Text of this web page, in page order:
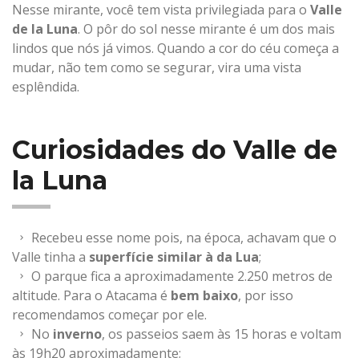
Nesse mirante, você tem vista privilegiada para o Valle
de la Luna. O pôr do sol nesse mirante é um dos mais
lindos que nós já vimos. Quando a cor do céu começa a
mudar, não tem como se segurar, vira uma vista
esplêndida.
Curiosidades do Valle de
la Luna
Recebeu esse nome pois, na época, achavam que o
Valle tinha a superfície similar à da Lua;
O parque fica a aproximadamente 2.250 metros de
altitude. Para o Atacama é bem baixo, por isso
recomendamos começar por ele.
No inverno, os passeios saem às 15 horas e voltam
às 19h20 aproximadamente;